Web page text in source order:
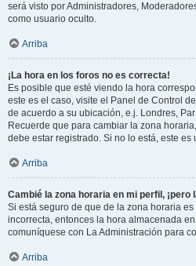
será visto por Administradores,
como usuario oculto.
Arriba
¡La hora en los foros no es correcta!
Es posible que esté viendo la hora
este es el caso, visite el Panel de Control
de acuerdo a su ubicación, e.j. Londres,
Recuerde que para cambiar la zona
debe estar registrado. Si no lo está, este
Arriba
Cambié la zona horaria en mi perfil,
Si está seguro de que de la zona horaria
incorrecta, entonces la hora almacenada
comuníquese con La Administración para
Arriba